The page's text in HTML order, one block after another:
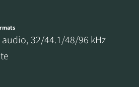
audio, 32/44.1/48/96 kHz